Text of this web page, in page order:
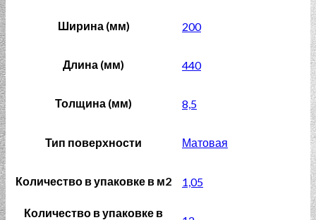
Ширина (мм) 200
Длина (мм) 440
Толщина (мм) 8,5
Тип поверхности Матовая
Количество в упаковке в м2 1,05
Количество в упаковке в